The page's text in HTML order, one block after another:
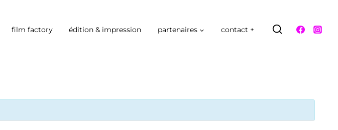
film factory édition & impression partenaires contact +